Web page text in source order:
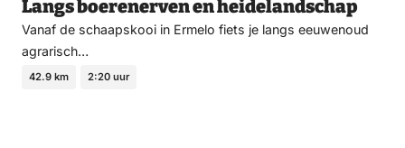
Langs boerenerven en heidelandschap
Vanaf de schaapskooi in Ermelo fiets je langs eeuwenoud
agrarisch…
42.9 km 2:20 uur